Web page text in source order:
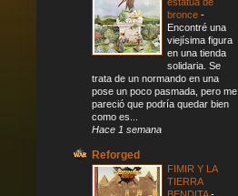
bronce -
Encontré una
viejísima figura
en una tienda
solidaria. Se
trata de un normando en una
pose un poco pasmada, pero me
pareció que podría quedar bien
como es...
Hace 1 semana
Reforged
FIMIR Y LA
TIERRA